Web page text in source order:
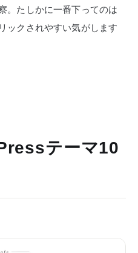
。たしかに一番下ってのは
ックされやすい気がします
テーマ10